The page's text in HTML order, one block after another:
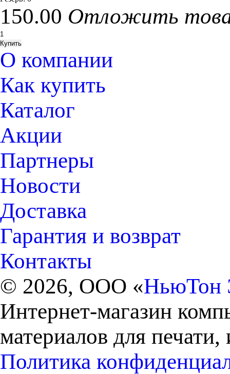
150.00 Отложить
О компании
Как купить
Каталог
Акции
Партнеры
Новости
Доставка
Гарантия и возврат
Контакты
© 2026, ООО «НьюТон
Интернет-магазин
материалов для
Политика